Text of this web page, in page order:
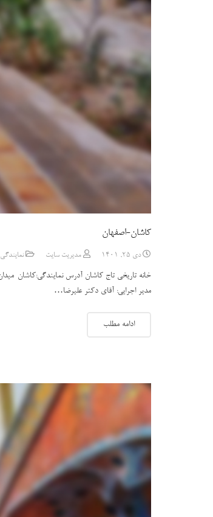
کاشان-اصفهان
دی 25, 1401 مدیریت سایت نمایندگی
مدیر اجرایی: آقای دکتر علیرضا…
ادامه مطلب